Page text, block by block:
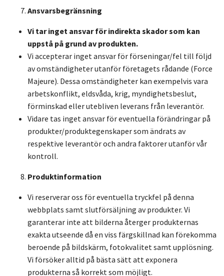
Ansvarsbegränsning
Vi tar inget ansvar för indirekta skador som kan
uppstå på grund av produkten.
Vi accepterar inget ansvar för förseningar/fel till följd
av omständigheter utanför företagets rådande (Force
Majeure). Dessa omständigheter kan exempelvis vara
arbetskonflikt, eldsvåda, krig, myndighetsbeslut,
förminskad eller utebliven leverans från leverantör.
Vidare tas inget ansvar för eventuella förändringar på
produkter/produktegenskaper som ändrats av
respektive leverantör och andra faktorer utanför vår
kontroll.
Produktinformation
Vi reserverar oss för eventuella tryckfel på denna
webbplats samt slutförsäljning av produkter. Vi
garanterar inte att bilderna återger produkternas
exakta utseende då en viss färgskillnad kan förekomma
beroende på bildskärm, fotokvalitet samt upplösning.
Vi försöker alltid på bästa sätt att exponera
produkterna så korrekt som möjligt.